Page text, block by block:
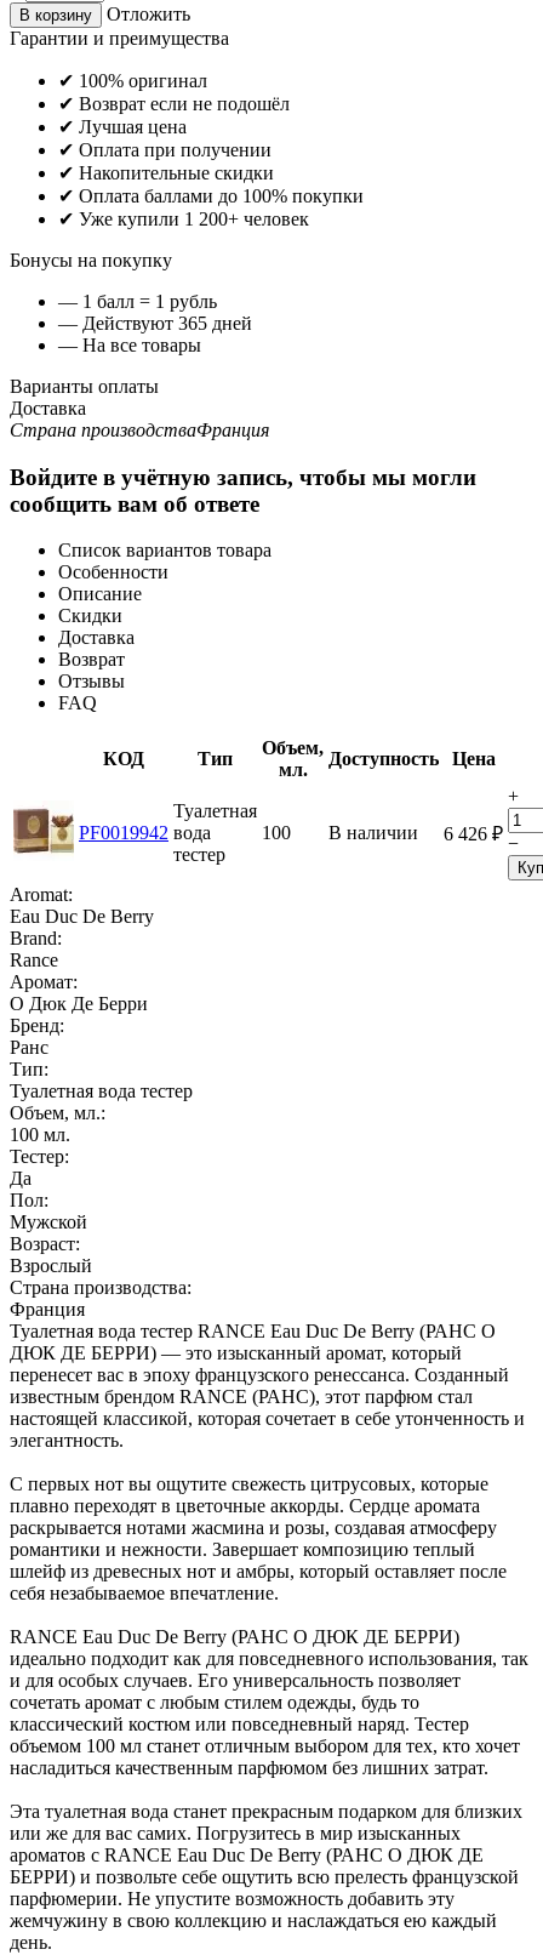
В корзину
Отложить
Гарантии и преимущества
✔ 100% оригинал
✔ Возврат если не подошёл
✔ Лучшая цена
✔ Оплата при получении
✔ Накопительные скидки
✔ Оплата баллами до 100% покупки
✔ Уже купили 1 200+ человек
Бонусы на покупку
— 1 балл = 1 рубль
— Действуют 365 дней
— На все товары
Варианты оплаты
Доставка
Страна производстваФранция
Войдите в учётную запись, чтобы мы могли
сообщить вам об ответе
Список вариантов товара
Особенности
Описание
Скидки
Доставка
Возврат
Отзывы
FAQ
КОД Тип
Объем,
мл.
Доступность Цена
PF0019942
Туалетная
вода
тестер
100 В наличии 6 426 ₽
+
−
Aromat:
Eau Duc De Berry
Brand:
Rance
Аромат:
О Дюк Де Берри
Бренд:
Ранс
Тип:
Туалетная вода тестер
Объем, мл.:
100 мл.
Тестер:
Да
Пол:
Мужской
Возраст:
Взрослый
Страна производства:
Франция
Туалетная вода тестер RANCE Eau Duc De Berry (РАНС О
ДЮК ДЕ БЕРРИ) — это изысканный аромат, который
перенесет вас в эпоху французского ренессанса. Созданный
известным брендом RANCE (РАНС), этот парфюм стал
настоящей классикой, которая сочетает в себе утонченность и
элегантность.
С первых нот вы ощутите свежесть цитрусовых, которые
плавно переходят в цветочные аккорды. Сердце аромата
раскрывается нотами жасмина и розы, создавая атмосферу
романтики и нежности. Завершает композицию теплый
шлейф из древесных нот и амбры, который оставляет после
себя незабываемое впечатление.
RANCE Eau Duc De Berry (РАНС О ДЮК ДЕ БЕРРИ)
идеально подходит как для повседневного использования, так
и для особых случаев. Его универсальность позволяет
сочетать аромат с любым стилем одежды, будь то
классический костюм или повседневный наряд. Тестер
объемом 100 мл станет отличным выбором для тех, кто хочет
насладиться качественным парфюмом без лишних затрат.
Эта туалетная вода станет прекрасным подарком для близких
или же для вас самих. Погрузитесь в мир изысканных
ароматов с RANCE Eau Duc De Berry (РАНС О ДЮК ДЕ
БЕРРИ) и позвольте себе ощутить всю прелесть французской
парфюмерии. Не упустите возможность добавить эту
жемчужину в свою коллекцию и наслаждаться ею каждый
день.